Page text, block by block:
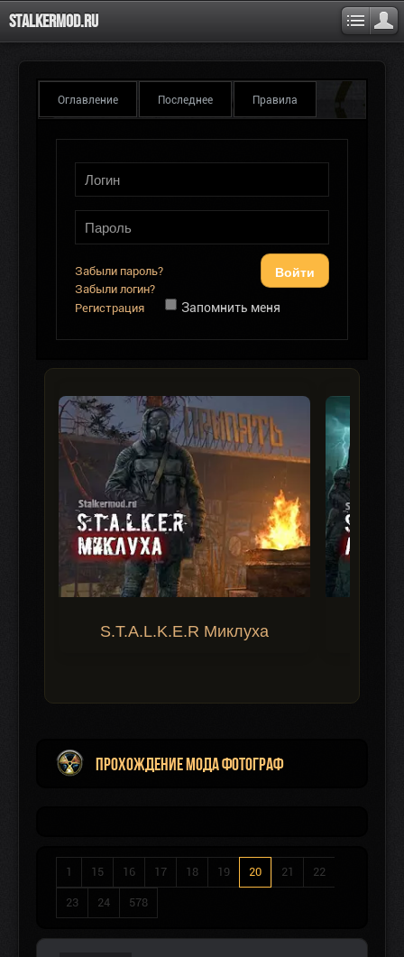
Stalkermod.ru
Оглавление Последнее Правила
Войти
Забыли пароль?
Забыли логин?
Регистрация
Запомнить меня
S.T.A.L.K.E.R Миклуха
Прохождение мода ФОТОГРАФ
1 15 16 17 18 19 20 21 22
23 24 578